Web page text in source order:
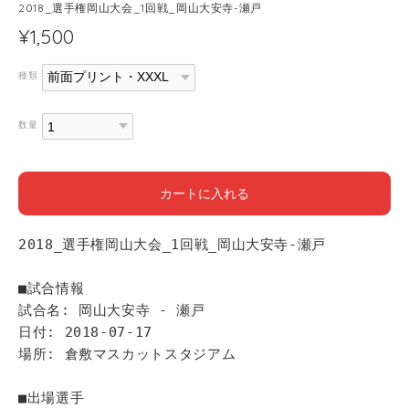
2018_選手権岡山大会_1回戦_岡山大安寺-瀬戸
¥1,500
種類
数量
カートに入れる
2018_選手権岡山大会_1回戦_岡山大安寺-瀬戸
■試合情報
試合名: 岡山大安寺 - 瀬戸
日付: 2018-07-17
場所: 倉敷マスカットスタジアム
■出場選手